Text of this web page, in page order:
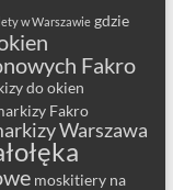
w Warszawie gdzie
Fakro
do okien
Fakro
Warszawa
moskitiery na